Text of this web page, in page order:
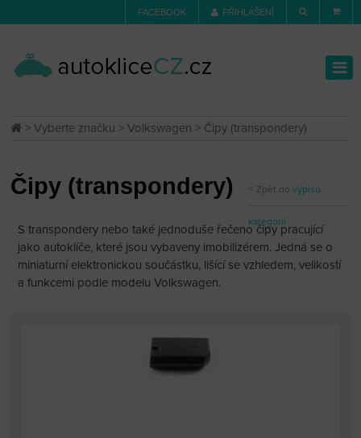
FACEBOOK PŘIHLÁŠENÍ
>Vyberte značku >Volkswagen > Čipy (transpondery)
Zpět dovýpisu
kategorií
Čipy (transpondery)
S transpondery nebo také jednoduše řečeno čipy pracující
jako autoklíče, které jsou vybaveny imobilizérem. Jedná se o
miniaturní elektronickou součástku, lišící se vzhledem, velikostí
a funkcemi podle modelu Volkswagen.